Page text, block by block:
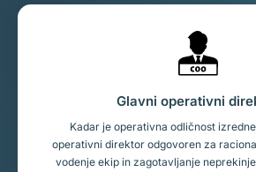
Glavni operativni
Kadar je operativna odličnost
operativni direktor odgovoren za
vodenje ekip in zagotavljanje